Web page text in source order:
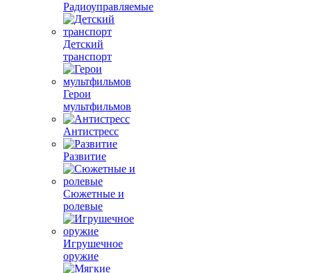
Радиоуправляемые
Детский
транспорт
Герои
мультфильмов
Антистресс
Развитие
Сюжетные и
ролевые
Игрушечное
оружие